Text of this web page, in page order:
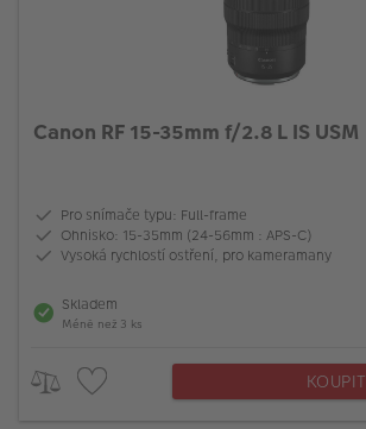
Canon RF 15-35mm f/2.8 L IS USM
Pro snímače typu: Full-frame
Ohnisko: 15-35mm (24-56mm : APS-C)
Vysoká rychlostí ostření, pro kameramany
Skladem
Méně než 3 ks
KOUPIT